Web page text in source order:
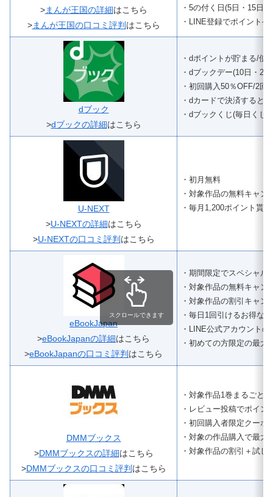
>まんが王国の詳細はこちら
>まんが王国の口コミ評判 はこちら
・5の付く日(5日・15日
・LINE登録でポイントゲ
dブック
>dブックの詳細はこちら
・dポイントが貯まる/使
・dブックデー(10日・20
・初回購入50％OFF/2回
・dカードで決済すると
・dブックくじ(毎日くじ)
U-NEXT
>U-NEXTの詳細はこちら
>U-NEXTの口コミ評判 はこちら
・初月無料
・対象作品の無料キャン
・毎月1,200ポイント貰
eBookJapan
>eBookJapanの詳細はこちら
>eBookJapanの口コミ評判 はこちら
・期間限定でスペシャル
・対象作品の無料キャン
・対象作品の割引キャン
・毎日1回引けるお得な
・LINE公式アカウント
・初めての方限定の最大
DMMブックス
>DMMブックスの詳細はこちら
>DMMブックスの口コミ評判 はこちら
・対象作品1巻まるごと
・レビュー投稿でポイン
・初回購入者限定クーポ
・対象の作品購入で最大
・対象作品の割引＋試し
スクロールできます